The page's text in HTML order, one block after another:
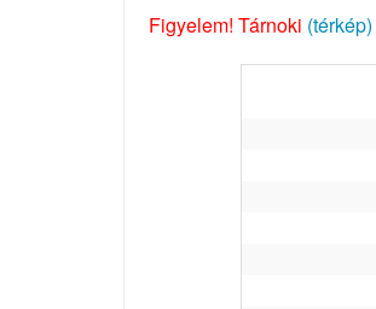
Figyelem! Tárnoki (térkép)